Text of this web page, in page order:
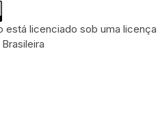
está licenciado sob uma licença